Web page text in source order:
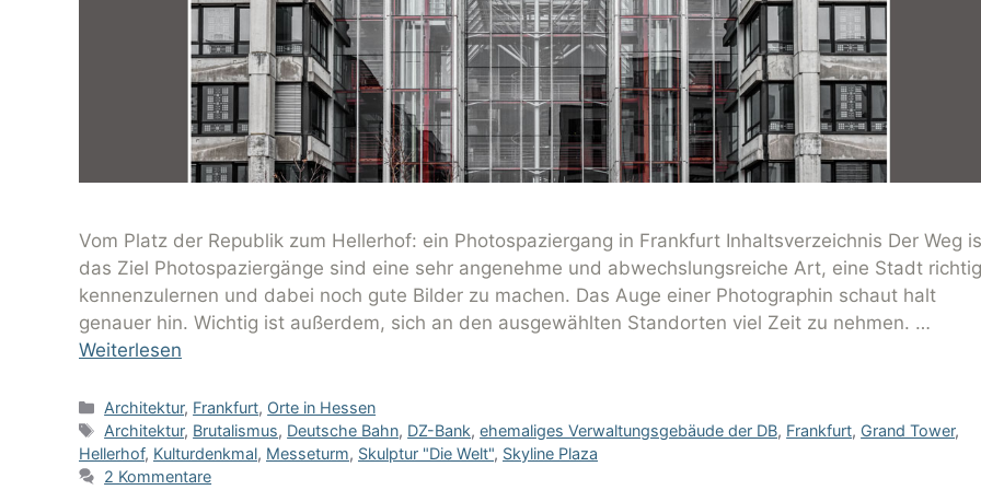
Vom Platz der Republik zum Hellerhof: ein Photospaziergang in Frankfurt Inhaltsverzeichnis Der Weg
das Ziel Photospaziergänge sind eine sehr angenehme und abwechslungsreiche Art, eine Stadt richtig
kennenzulernen und dabei noch gute Bilder zu machen. Das Auge einer Photographin schaut halt
genauer hin. Wichtig ist außerdem, sich an den ausgewählten Standorten viel Zeit zu nehmen. …
Weiterlesen
Architektur, Frankfurt, Orte in Hessen
Architektur, Brutalismus, Deutsche Bahn, DZ-Bank,ehemaliges Verwaltungsgebäude der DB, Frankfurt, Grand Tower,
Hellerhof, Kulturdenkmal, Messeturm, Skulptur "Die Welt", Skyline Plaza
2 Kommentare